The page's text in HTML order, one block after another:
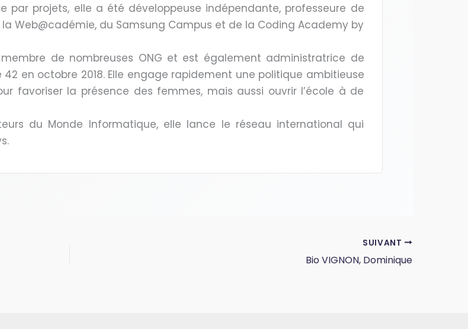
par projets, elle a été développeuse indépendante, professeure de
Web@cadémie, du Samsung Campus et de la Coding Academy by
de nombreuses ONG et est également administratrice de
en octobre 2018. Elle engage rapidement une politique ambitieuse
favoriser la présence des femmes, mais aussi ouvrir l’école à de
du Monde Informatique, elle lance le réseau international qui
SUIVANT
Bio VIGNON, Dominique